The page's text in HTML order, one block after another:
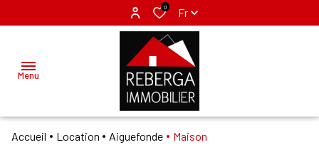
0 Fr
Menu
Accueil Location Aiguefonde Maison